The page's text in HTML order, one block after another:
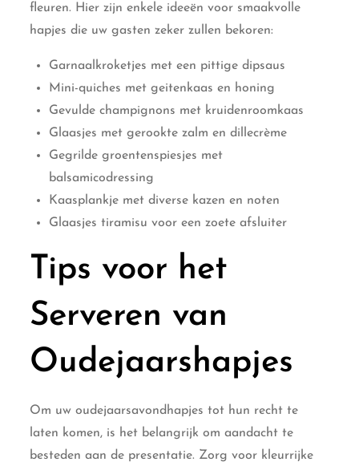
fleuren. Hier zijn enkele ideeën voor smaakvolle
hapjes die uw gasten zeker zullen bekoren:
Garnaalkroketjes met een pittige dipsaus
Mini-quiches met geitenkaas en honing
Gevulde champignons met kruidenroomkaas
Glaasjes met gerookte zalm en dillecrème
Gegrilde groentenspiesjes met
balsamicodressing
Kaasplankje met diverse kazen en noten
Glaasjes tiramisu voor een zoete afsluiter
Tips voor het
Serveren van
Oudejaarshapjes
Om uw oudejaarsavondhapjes tot hun recht te
laten komen, is het belangrijk om aandacht te
besteden aan de presentatie. Zorg voor kleurrijke